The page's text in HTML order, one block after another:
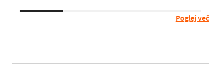
Poglej več